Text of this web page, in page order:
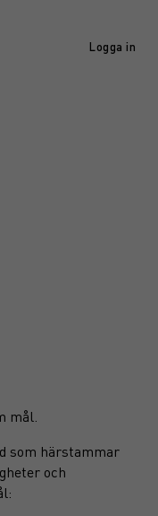
Logga in
mål.
som härstammar
och